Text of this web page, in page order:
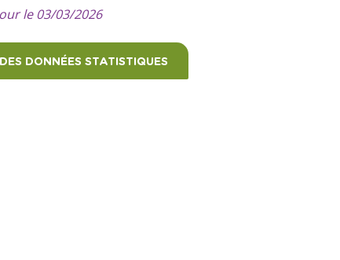
le 03/03/2026
DONNÉES STATISTIQUES